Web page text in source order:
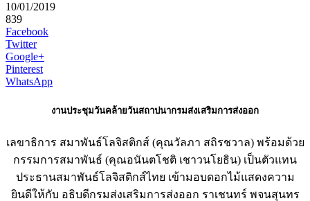
10/01/2019
839
Facebook
Twitter
Google+
Pinterest
WhatsApp
งานประชุมวันคล้ายวันสถาปนากรมส่งเสริมการส่งออก
เลขาธิการ สมาพันธ์โลจิสติกส์ (คุณวัลภา สถิรชวาล) พร้อมด้วย
กรรมการสมาพันธ์ (คุณอนันตโชติ เชาวนโยธิน) เป็นตัวแทน
ประธานสมาพันธ์โลจิสติกส์ไทย เข้ามอบดอกไม้แสดงความ
ยินดีให้กับ อธิบดีกรมส่งเสริมการส่งออก ราเชนทร์ พจนสุนทร